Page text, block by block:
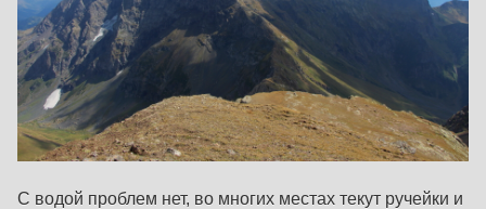
С водой проблем нет, во многих местах текут ручейки и